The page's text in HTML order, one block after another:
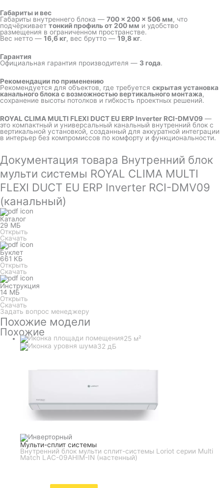
Габариты и вес
Габариты внутреннего блока — 700 × 200 × 506 мм, что
подчёркивает тонкий профиль от 200 мм и удобство
размещения в ограниченном пространстве.
Вес нетто — 16,6 кг, вес брутто — 19,8 кг.
Гарантия
Официальная гарантия производителя — 3 года.
Рекомендации по применению
Рекомендуется для объектов, где требуется скрытая установка
канального блока с возможностью вертикального монтажа,
сохранение высоты потолков и гибкость проектных решений.
ROYAL CLIMA MULTI FLEXI DUCT EU ERP Inverter RCI-DMV09 —
это компактный и универсальный канальный внутренний блок с
вертикальной установкой, созданный для аккуратной интеграции
в интерьер без компромиссов по комфорту и функциональности.
Документация товара Внутренний блок
мульти системы ROYAL CLIMA MULTI
FLEXI DUCT EU ERP Inverter RCI-DMV09
(канальный)
Каталог
29 МБ
Открыть
Скачать
Буклет
661 КБ
Открыть
Скачать
Инструкция
14 МБ
Открыть
Скачать
Задать вопрос менеджеру
Похожие модели
Похожие
25 м²
32 дБ
Мульти-сплит системы
Внутренний блок мульти сплит-системы Loriot серии Multi
Match LAC-09AHIM-IN (настенный)